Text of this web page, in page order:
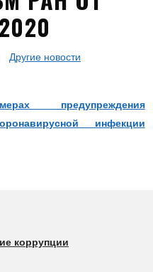
Другие новости
предупреждения
инфекции
коррупции